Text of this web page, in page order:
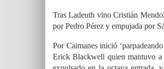
Tras Ladeuth vino Cristián
por Pedro Pérez y empujada por
Por Caimanes inició
Erick Blackwell quien mantuvo a